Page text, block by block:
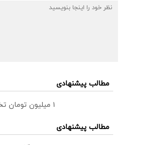
مطالب پیشنهادی
1 میلیون تومان تخفیف خرید داروهای لاغری با ارسال از داروخانه و پک یخ!
مطالب پیشنهادی